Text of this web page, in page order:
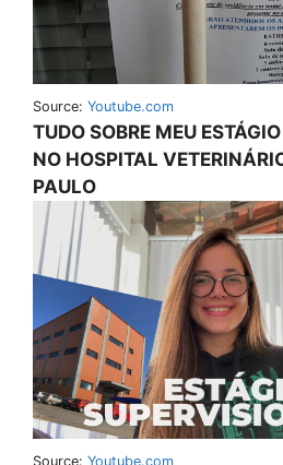
Source: Youtube.com
TUDO SOBRE MEU
NO HOSPITAL
PAULO
Source: Youtube.com